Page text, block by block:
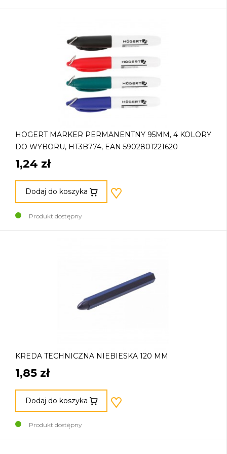
HOGERT MARKER PERMANENTNY 95MM, 4 KOLORY
DO WYBORU, HT3B774, EAN 5902801221620
1,24 zł
Dodaj do koszyka
Produkt dostępny
KREDA TECHNICZNA NIEBIESKA 120 MM
1,85 zł
Dodaj do koszyka
Produkt dostępny